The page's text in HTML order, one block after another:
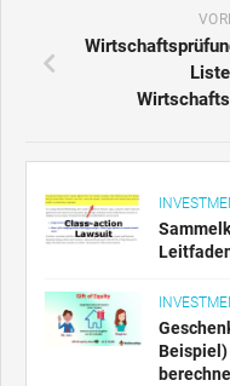
Beispiel)